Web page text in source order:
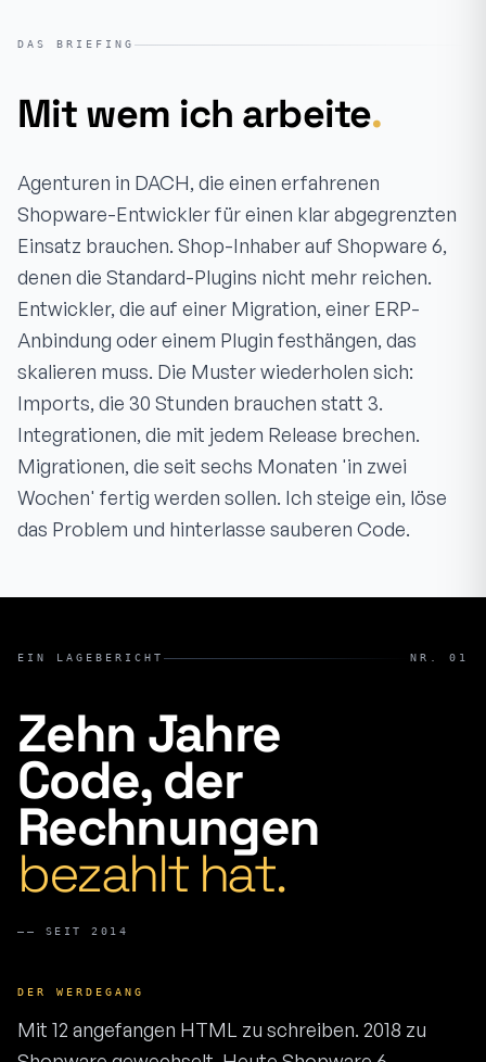
DAS BRIEFING
Mit wem ich arbeite.
Agenturen in DACH, die einen erfahrenen
Shopware-Entwickler für einen klar abgegrenzten
Einsatz brauchen. Shop-Inhaber auf Shopware 6,
denen die Standard-Plugins nicht mehr reichen.
Entwickler, die auf einer Migration, einer ERP-
Anbindung oder einem Plugin festhängen, das
skalieren muss. Die Muster wiederholen sich:
Imports, die 30 Stunden brauchen statt 3.
Integrationen, die mit jedem Release brechen.
Migrationen, die seit sechs Monaten 'in zwei
Wochen' fertig werden sollen. Ich steige ein, löse
das Problem und hinterlasse sauberen Code.
EIN LAGEBERICHT NR. 01
Zehn Jahre
Code, der
Rechnungen
bezahlt hat.
—— SEIT 2014
DER WERDEGANG
Mit 12 angefangen HTML zu schreiben. 2018 zu